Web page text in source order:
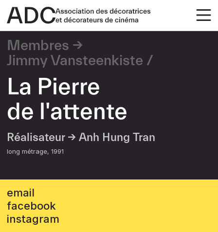
Membres
Jimmy Vansteenkiste
La Pierre
de l'attente
Réalisateur → Anh Hung Tran
long métrage 1991
email
facebook
instagram